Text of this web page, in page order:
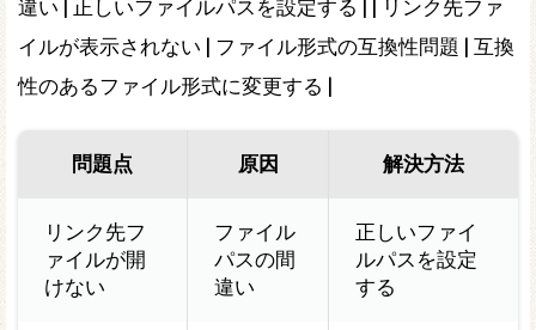
違い | 正しいファイルパスを設定する | | リンク先ファ
イルが表示されない | ファイル形式の互換性問題 | 互換
性のあるファイル形式に変更する |
問題点 原因 解決方法
リンク先フ
ァイルが開
けない
ファイル
パスの間
違い
正しいファイ
ルパスを設定
する